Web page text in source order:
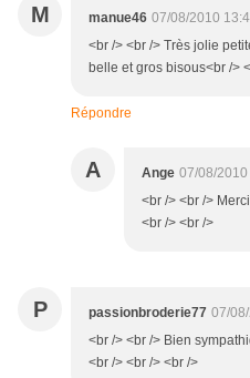
M manue46 07/08/2010
<br /> <br /> Très jolie
belle et gros bisous<br />
Répondre
A Ange 07/08/2010
<br /> <br />
<br /> <br />
P passionbroderie77 07/
<br /> <br /> Bien
<br /> <br /> <br />